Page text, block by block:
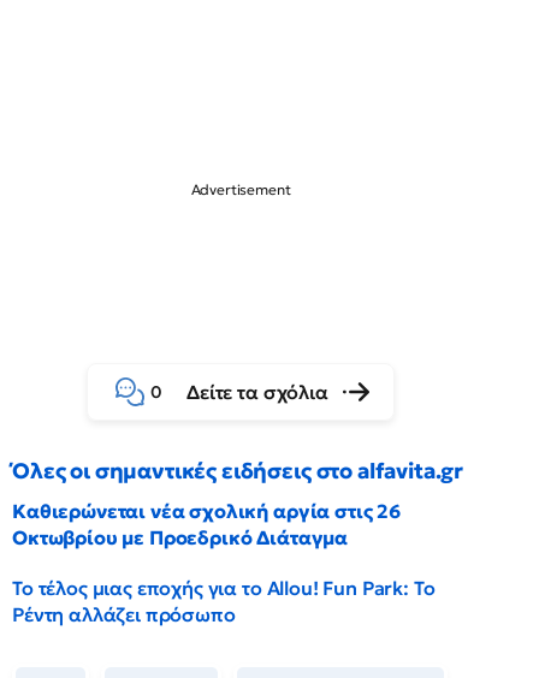
0 Δείτε τα σχόλια
Όλες οι σημαντικές ειδήσεις στο alfavita.gr
Καθιερώνεται νέα σχολική αργία στις 26
Οκτωβρίου με Προεδρικό Διάταγμα
Το τέλος μιας εποχής για το Allou! Fun Park: Το
Ρέντη αλλάζει πρόσωπο